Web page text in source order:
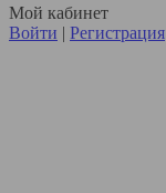
Мой кабинет
Войти | Регистрация